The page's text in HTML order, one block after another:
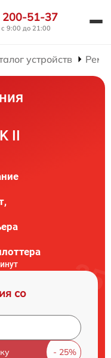
200-51-37
9:00 до 21:00
устройств
II
со